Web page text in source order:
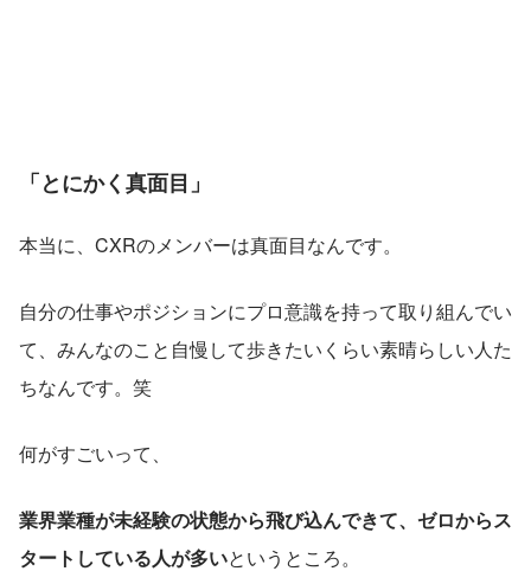
「とにかく真面目」
本当に、CXRのメンバーは真面目なんです。
自分の仕事やポジションにプロ意識を持って取り組んでい
て、みんなのこと自慢して歩きたいくらい素晴らしい人た
ちなんです。笑
何がすごいって、
業界業種が未経験の状態から飛び込んできて、ゼロからス
タートしている人が多いというところ。